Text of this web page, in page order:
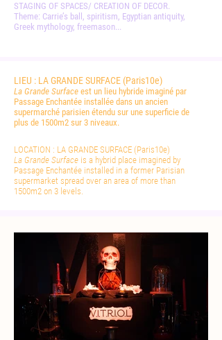
STAGING OF SPACES/ CREATION OF DECOR.
Theme: Carrie’s ball, spiritism, Egyptian antiquity,
Greek mythology, freemason...
LIEU : LA GRANDE SURFACE (Paris10e)
La Grande Surface est un lieu hybride imaginé par
Passage Enchantée installée dans un ancien
supermarché parisien étendu sur une superficie de
plus de 1500m2 sur 3 niveaux.
LOCATION : LA GRANDE SURFACE (Paris10e)
La Grande Surface is a hybrid place imagined by
Passage Enchantée installed in a former Parisian
supermarket spread over an area of more than
1500m2 on 3 levels.